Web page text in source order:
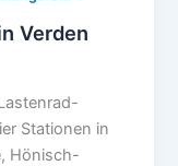
Verden
Stationen in
Hönisch-